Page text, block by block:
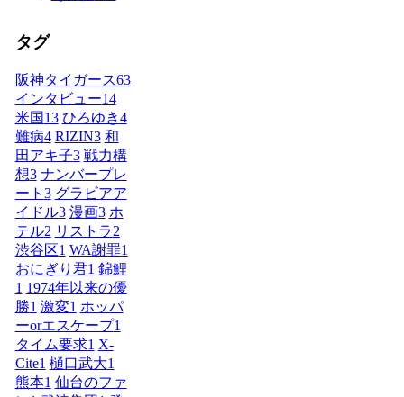
タグ
阪神タイガース63
インタビュー14
米国13 ひろゆき4
難病4 RIZIN3 和
田アキ子3 戦力構
想3 ナンバープレ
ート 3 グラビアア
イドル3 漫画3 ホ
テル2 リストラ2
渋谷区1 WA謝罪1
おにぎり君1 錦鯉
1 1974年以来の優
勝1 激変1 ホッパ
ーorエスケープ1
タイム要求1 X-
Cite1 樋口武大1
熊本1 仙台のファ